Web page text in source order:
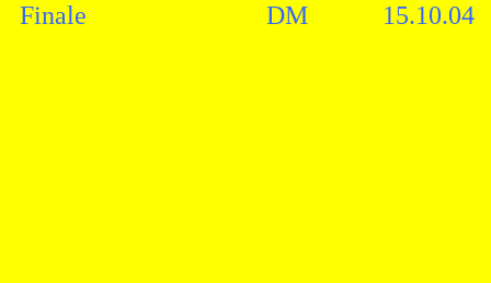
Finale DM 15.10.04